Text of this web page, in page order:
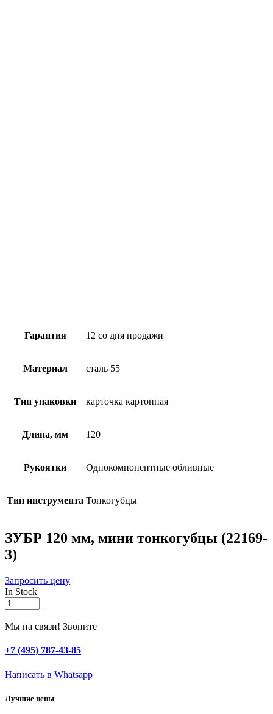
Гарантия 12 со дня продажи
Материал cталь 55
Тип упаковки карточка картонная
Длина, мм 120
Рукоятки Однокомпонентные обливные
Тип инструмента Тонкогубцы
ЗУБР 120 мм, мини тонкогубцы (22169-
3)
Запросить цену
In Stock
ЗУБР
120
мм,
тонкогубцы
(22169-
quantity
Мы на связи! Звоните
+7 (495) 787-43-85
Написать в Whatsapp
Лучшие цены